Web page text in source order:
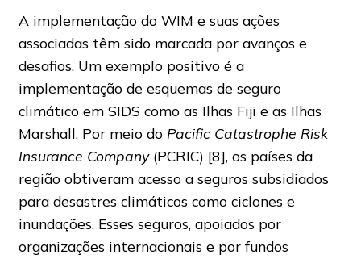
A implementação do WIM e suas ações
associadas têm sido marcada por avanços e
desafios. Um exemplo positivo é a
implementação de esquemas de seguro
climático em SIDS como as Ilhas Fiji e as Ilhas
Marshall. Por meio do Pacific Catastrophe Risk
Insurance Company(PCRIC) [8], os países da
região obtiveram acesso a seguros subsidiados
para desastres climáticos como ciclones e
inundações. Esses seguros, apoiados por
organizações internacionais e por fundos